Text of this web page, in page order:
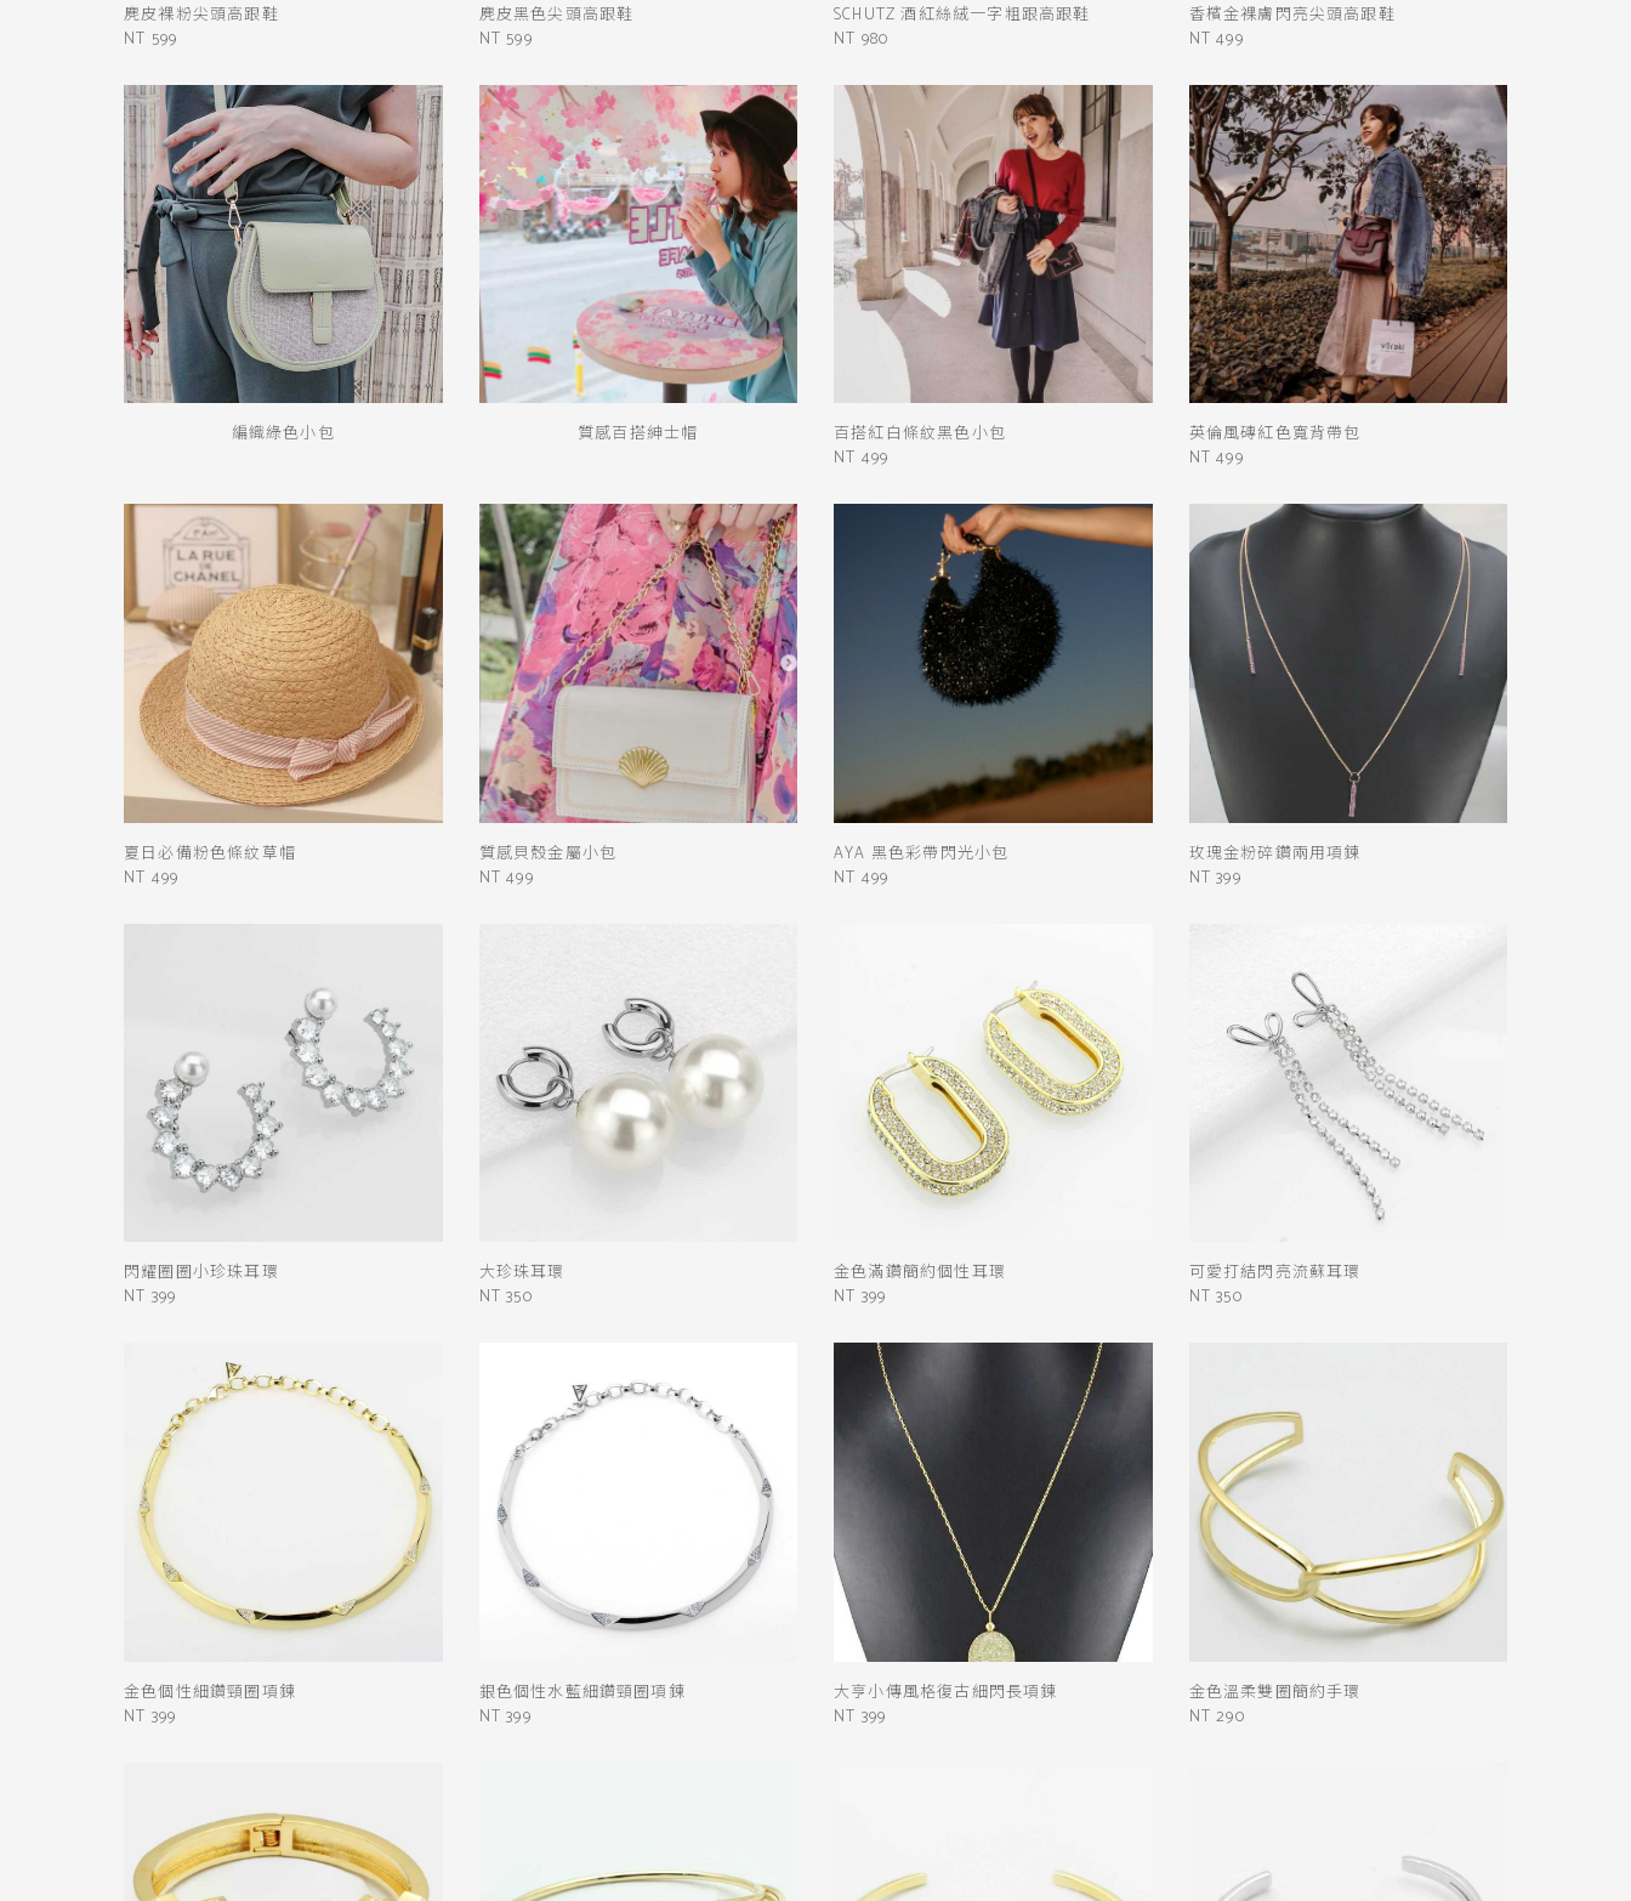
麂皮裸粉尖頭高跟鞋
NT 599
麂皮黑色尖頭高跟鞋
NT 599
SCHUTZ 酒紅絲絨一字粗跟高跟鞋
NT 980
香檳金裸膚閃亮尖頭高跟鞋
NT 499
編織綠色小包 質感百搭紳士帽
百搭紅白條紋黑色小包
NT 499
英倫風磚紅色寬背帶包
NT 499
夏日必備粉色條紋草帽
NT 499
質感貝殼金屬小包
NT 499
AYA 黑色彩帶閃光小包
NT 499
玫瑰金粉碎鑽兩用項鍊
NT 399
閃耀圈圈小珍珠耳環
NT 399
大珍珠耳環
NT 350
金色滿鑽簡約個性耳環
NT 399
可愛打結閃亮流蘇耳環
NT 350
金色個性細鑽頸圈項鍊
NT 399
銀色個性水藍細鑽頸圈項鍊
NT 399
大亨小傳風格復古細閃長項鍊
NT 399
金色溫柔雙圈簡約手環
NT 290